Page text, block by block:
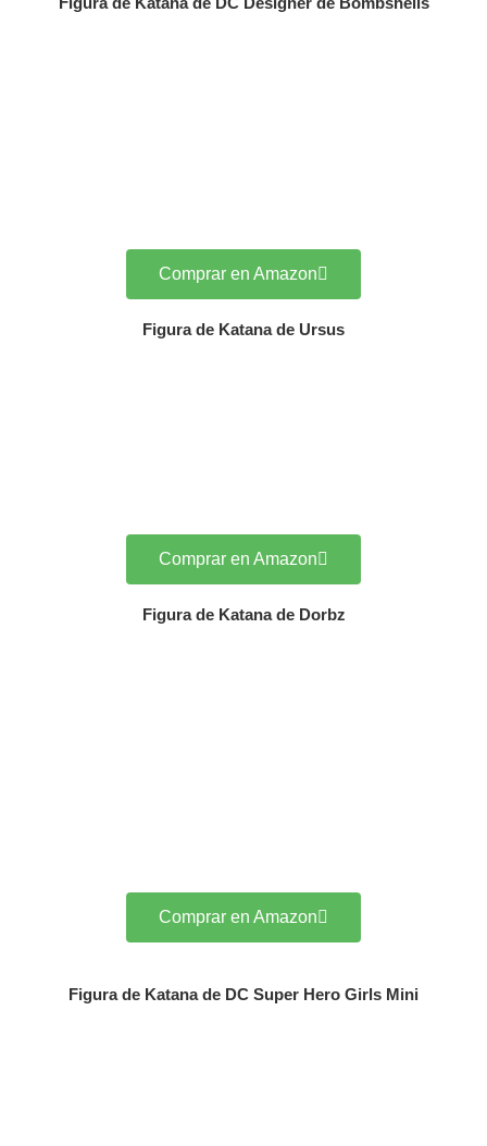
Comprar en Amazon
Figura de Katana de Ursus
Comprar en Amazon
Figura de Katana de Dorbz
Comprar en Amazon
Figura de Katana de DC Super Hero Girls Mini